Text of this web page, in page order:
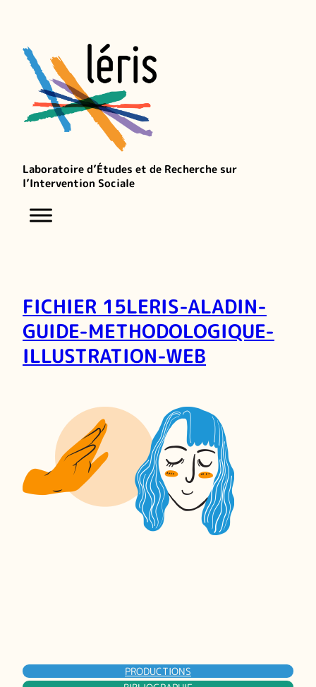
Laboratoire d’Études et de Recherche sur
l’Intervention Sociale
FICHIER 15LERIS-ALADIN-
GUIDE-METHODOLOGIQUE-
ILLUSTRATION-WEB
PRODUCTIONS